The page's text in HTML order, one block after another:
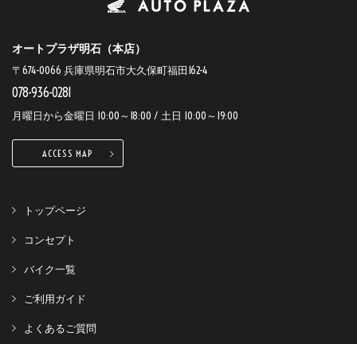
オートプラザ明石（本店）
〒674-0066 兵庫県明石市大久保町福田162-4
078-936-0281
月曜日から金曜日 10:00～18:00 / 土日 10:00～19:00
ACCESS MAP
トップページ
コンセプト
バイク一覧
ご利用ガイド
よくあるご質問